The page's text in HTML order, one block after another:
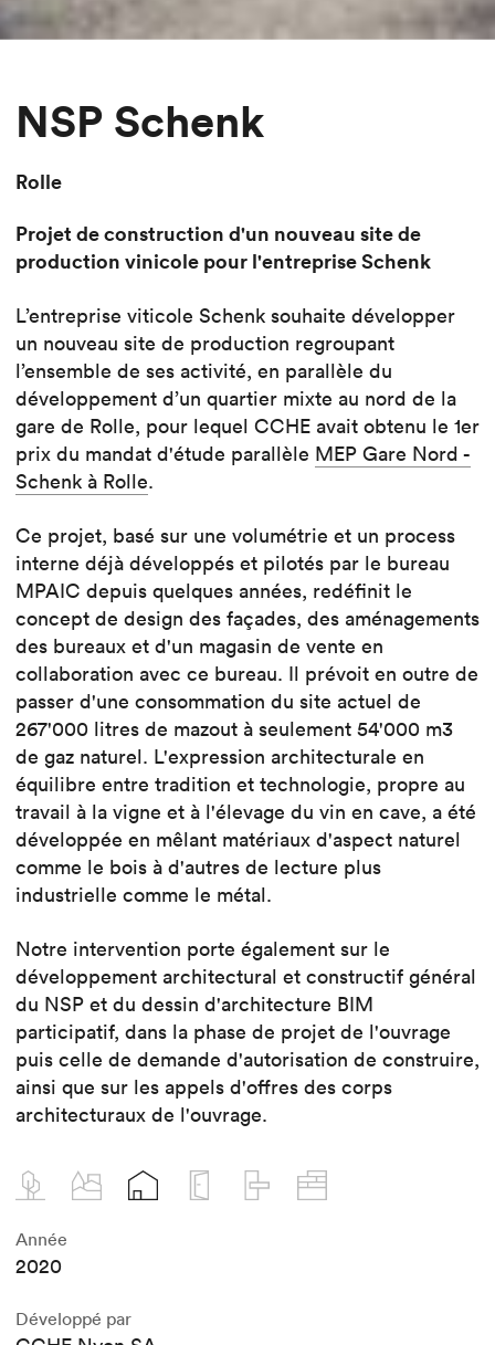
NSP Schenk
Rolle
Projet de construction d'un nouveau site de
production vinicole pour l'entreprise Schenk
L’entreprise viticole Schenk souhaite développer
un nouveau site de production regroupant
l’ensemble de ses activité, en parallèle du
développement d’un quartier mixte au nord de la
gare de Rolle, pour lequel CCHE avait obtenu le 1er
prix du mandat d'étude parallèle MEP Gare Nord -
Schenk à Rolle.
Ce projet, basé sur une volumétrie et un process
interne déjà développés et pilotés par le bureau
MPAIC depuis quelques années, redéfinit le
concept de design des façades, des aménagements
des bureaux et d'un magasin de vente en
collaboration avec ce bureau. Il prévoit en outre de
passer d'une consommation du site actuel de
267'000 litres de mazout à seulement 54'000 m3
de gaz naturel. L'expression architecturale en
équilibre entre tradition et technologie, propre au
travail à la vigne et à l'élevage du vin en cave, a été
développée en mêlant matériaux d'aspect naturel
comme le bois à d'autres de lecture plus
industrielle comme le métal.
Notre intervention porte également sur le
développement architectural et constructif général
du NSP et du dessin d'architecture BIM
participatif, dans la phase de projet de l'ouvrage
puis celle de demande d'autorisation de construire,
ainsi que sur les appels d'offres des corps
architecturaux de l'ouvrage.
Année
2020
Développé par